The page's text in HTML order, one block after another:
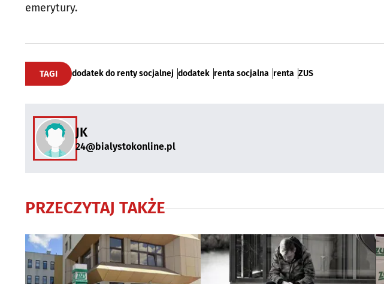
emerytury.
TAGI dodatek do renty socjalnej dodatek renta socjalna renta ZUS
JK
24@bialystokonline.pl
PRZECZYTAJ TAKŻE